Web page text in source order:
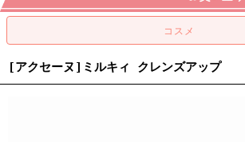
[アクセーヌ]ミルキィ クレンズアップ